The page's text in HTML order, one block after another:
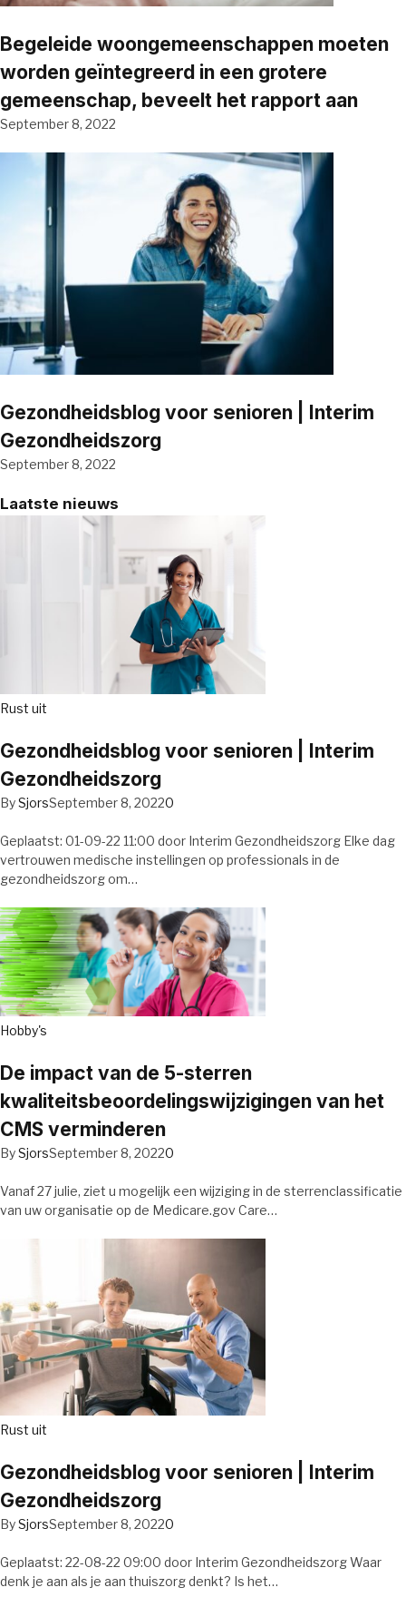
Begeleide woongemeenschappen moeten
worden geïntegreerd in een grotere
gemeenschap, beveelt het rapport aan
September 8, 2022
Gezondheidsblog voor senioren | Interim
Gezondheidszorg
September 8, 2022
Laatste nieuws
Rust uit
Gezondheidsblog voor senioren | Interim
Gezondheidszorg
BySjorsSeptember 8, 20220
Geplaatst: 01-09-22 11:00 door Interim Gezondheidszorg Elke dag
vertrouwen medische instellingen op professionals in de
gezondheidszorg om…
Hobby's
De impact van de 5-sterren
kwaliteitsbeoordelingswijzigingen van het
CMS verminderen
BySjorsSeptember 8, 20220
Vanaf 27 julie, ziet u mogelijk een wijziging in de sterrenclassificatie
van uw organisatie op de Medicare.gov Care…
Rust uit
Gezondheidsblog voor senioren | Interim
Gezondheidszorg
BySjorsSeptember 8, 20220
Geplaatst: 22-08-22 09:00 door Interim Gezondheidszorg Waar
denk je aan als je aan thuiszorg denkt? Is het…